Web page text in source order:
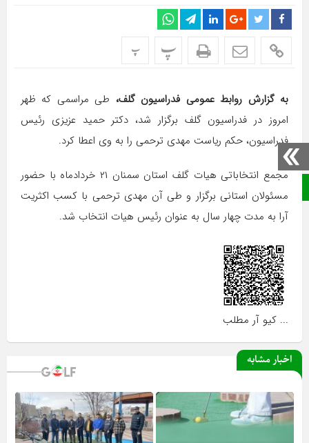
صفحه نخست
پ پ
به گزارش روابط عمومی فدراسیون گلف، طی مراسمی که ظهر
امروز در فدراسیون گلف برگزار شد، دکتر حمید عزیزی رئیس
فدراسیون، حکم ریاست مهدی ترحمی را به وی اعطا کرد.
مجمع انتخاباتی هیات گلف استان سمنان ۲۱ خردادماه با حضور
مسئولان استانی برگزار و طی آن مهدی ترحمی با کسب اکثریت
آرا به مدت چهار سال به عنوان رئیس هیات انتخاب شد.
... کیو آر مطلب
اخبار مشابه